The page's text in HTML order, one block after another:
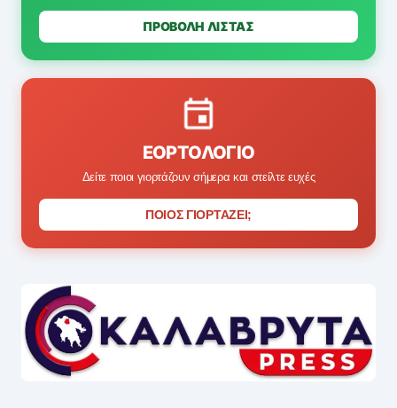
ΠΡΟΒΟΛΗ ΛΙΣΤΑΣ
ΕΟΡΤΟΛΌΓΙΟ
Δείτε ποιοι γιορτάζουν σήμερα και στείλτε ευχές
ΠΟΙΟΣ ΓΙΟΡΤΑΖΕΙ;